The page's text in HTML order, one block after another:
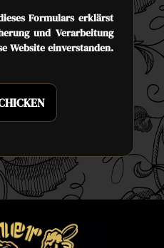
Formulars erklärst
und Verarbeitung
Website einverstanden.